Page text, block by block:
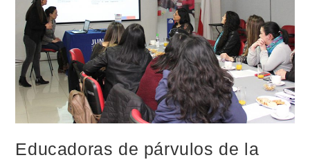
Educadoras de párvulos de la